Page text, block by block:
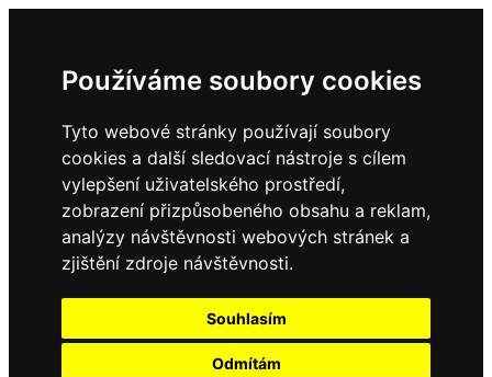
Používáme soubory cookies
Tyto webové stránky používají soubory
cookies a další sledovací nástroje s cílem
vylepšení uživatelského prostředí,
zobrazení přizpůsobeného obsahu a reklam,
analýzy návštěvnosti webových stránek a
zjištění zdroje návštěvnosti.
Souhlasím
Odmítám